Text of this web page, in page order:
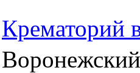
Крематорий